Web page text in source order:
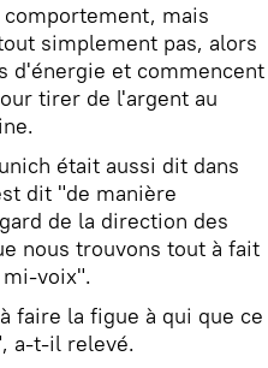
mais
simplement pas, alors
d'énergie et commencent
tirer de l'argent au
était aussi dit dans
dit "de manière
de la direction des
nous trouvons tout à fait
mi-voix".
faire la figue à qui que ce
a-t-il relevé.